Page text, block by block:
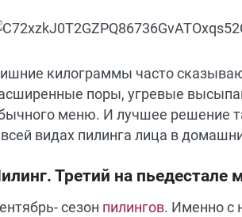
килограммы часто
поры, угревые
меню. И лучшее решение
видах пилинга лица в
Третий на
сезон пилингов. Именно с